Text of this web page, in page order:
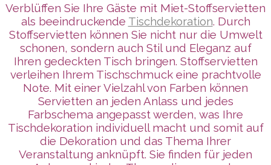
Verblüffen Sie Ihre Gäste mit Miet-Stoffservietten
als beeindruckende Tischdekoration. Durch
Stoffservietten können Sie nicht nur die Umwelt
schonen, sondern auch Stil und Eleganz auf
Ihren gedeckten Tisch bringen. Stoffservietten
verleihen Ihrem Tischschmuck eine prachtvolle
Note. Mit einer Vielzahl von Farben können
Servietten an jeden Anlass und jedes
Farbschema angepasst werden, was Ihre
Tischdekoration individuell macht und somit auf
die Dekoration und das Thema Ihrer
Veranstaltung anknüpft. Sie finden für jeden